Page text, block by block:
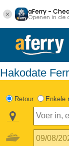
aFerry -
Openen in de
Hakodate
Retour Enkele